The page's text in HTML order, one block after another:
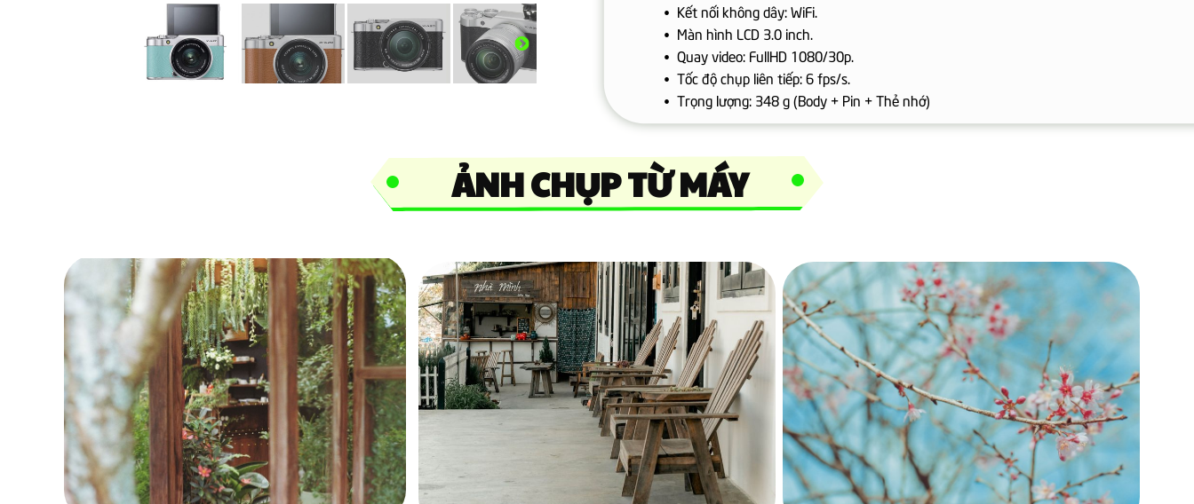
Kết nối không dây: WiFi.
Màn hình LCD 3.0 inch.
Quay video: FullHD 1080/30p.
Tốc độ chụp liên tiếp: 6 fps/s.
Trọng lượng: 348 g (Body + Pin + Thẻ nhớ)
ẢNH CHỤP TỪ MÁY